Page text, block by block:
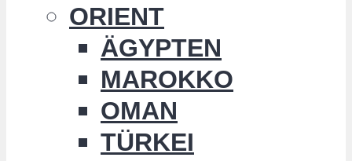
ORIENT
ÄGYPTEN
MAROKKO
OMAN
TÜRKEI